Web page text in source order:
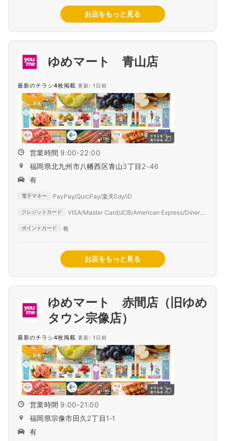
お店をもっと見る
ゆめマート 青山店
最新のチラシ4枚掲載 更新: 1日前
営業時間 9:00-22:00
福岡県北九州市八幡西区青山3丁目2-46
有
電子マネー PayPay/QuicPay/楽天Edy/iD
クレジットカード
VISA/Master Card/JCB/American Express/Diners
ポイントカード 有
お店をもっと見る
ゆめマート 赤間店（旧ゆめ
タウン宗像店）
最新のチラシ4枚掲載 更新: 1日前
営業時間 9:00-21:00
福岡県宗像市田久2丁目1-1
有